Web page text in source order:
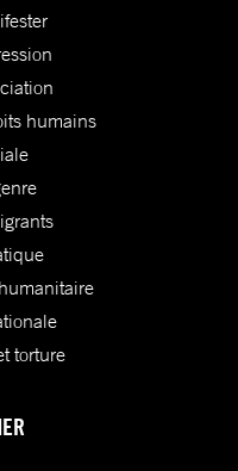
humains
torture